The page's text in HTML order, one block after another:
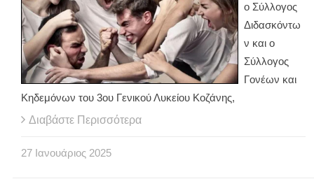
ο Σύλλογος
Διδασκόντω
ν και ο
Σύλλογος
Γονέων και
Κηδεμόνων του 3ου Γενικού Λυκείου Κοζάνης,
Διαβάστε Περισσότερα
27 Ιανουάριος 2025